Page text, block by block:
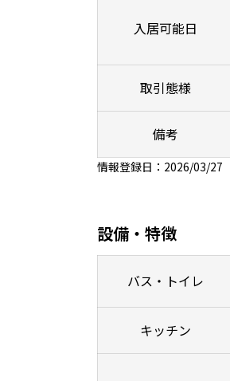
入居可能日
取引態様
備考
情報登録日：2026/03/27
設備・特徴
バス・トイレ
キッチン